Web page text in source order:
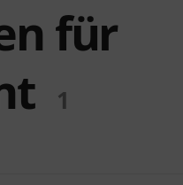
für
1